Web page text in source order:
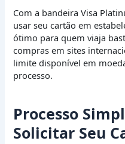
Com a bandeira Visa
usar seu cartão em
ótimo para quem viaja
compras em sites
limite disponível em
processo.
Processo
Solicitar Seu